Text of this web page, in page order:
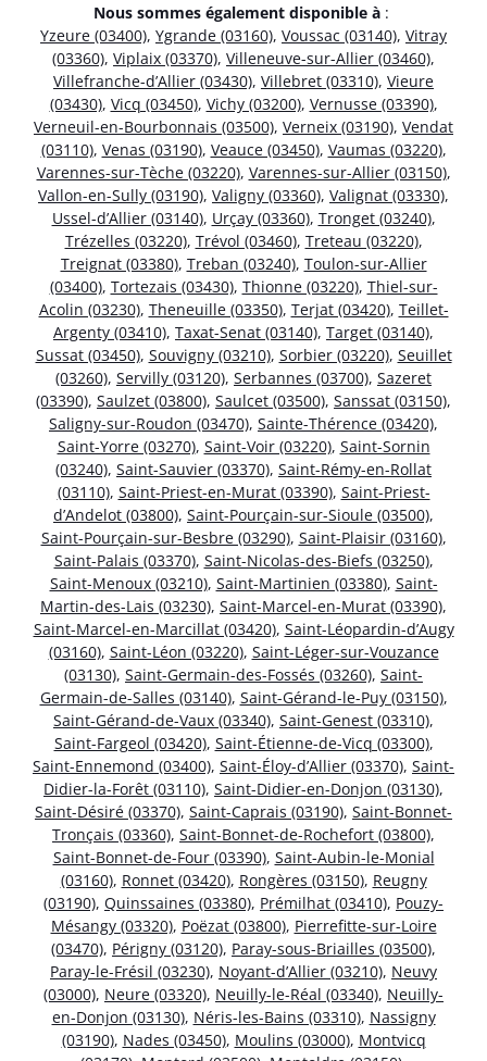
Nous sommes également disponible à :
Yzeure (03400), Ygrande (03160), Voussac (03140), Vitray
(03360), Viplaix (03370), Villeneuve-sur-Allier (03460),
Villefranche-d’Allier (03430), Villebret (03310), Vieure
(03430), Vicq (03450), Vichy (03200), Vernusse (03390),
Verneuil-en-Bourbonnais (03500), Verneix (03190), Vendat
(03110), Venas (03190), Veauce (03450), Vaumas (03220),
Varennes-sur-Tèche (03220), Varennes-sur-Allier (03150),
Vallon-en-Sully (03190), Valigny (03360), Valignat (03330),
Ussel-d’Allier (03140), Urçay (03360), Tronget (03240),
Trézelles (03220), Trévol (03460), Treteau (03220),
Treignat (03380), Treban (03240), Toulon-sur-Allier
(03400), Tortezais (03430), Thionne (03220), Thiel-sur-
Acolin (03230), Theneuille (03350), Terjat (03420), Teillet-
Argenty (03410), Taxat-Senat (03140), Target (03140),
Sussat (03450), Souvigny (03210), Sorbier (03220), Seuillet
(03260), Servilly (03120), Serbannes (03700), Sazeret
(03390), Saulzet (03800), Saulcet (03500), Sanssat (03150),
Saligny-sur-Roudon (03470), Sainte-Thérence (03420),
Saint-Yorre (03270), Saint-Voir (03220), Saint-Sornin
(03240), Saint-Sauvier (03370), Saint-Rémy-en-Rollat
(03110), Saint-Priest-en-Murat (03390), Saint-Priest-
d’Andelot (03800), Saint-Pourçain-sur-Sioule (03500),
Saint-Pourçain-sur-Besbre (03290), Saint-Plaisir (03160),
Saint-Palais (03370), Saint-Nicolas-des-Biefs (03250),
Saint-Menoux (03210), Saint-Martinien (03380), Saint-
Martin-des-Lais (03230), Saint-Marcel-en-Murat (03390),
Saint-Marcel-en-Marcillat (03420), Saint-Léopardin-d’Augy
(03160), Saint-Léon (03220), Saint-Léger-sur-Vouzance
(03130), Saint-Germain-des-Fossés (03260), Saint-
Germain-de-Salles (03140), Saint-Gérand-le-Puy (03150),
Saint-Gérand-de-Vaux (03340), Saint-Genest (03310),
Saint-Fargeol (03420), Saint-Étienne-de-Vicq (03300),
Saint-Ennemond (03400), Saint-Éloy-d’Allier (03370), Saint-
Didier-la-Forêt (03110), Saint-Didier-en-Donjon (03130),
Saint-Désiré (03370), Saint-Caprais (03190), Saint-Bonnet-
Tronçais (03360), Saint-Bonnet-de-Rochefort (03800),
Saint-Bonnet-de-Four (03390), Saint-Aubin-le-Monial
(03160), Ronnet (03420), Rongères (03150), Reugny
(03190), Quinssaines (03380), Prémilhat (03410), Pouzy-
Mésangy (03320), Poëzat (03800), Pierrefitte-sur-Loire
(03470), Périgny (03120), Paray-sous-Briailles (03500),
Paray-le-Frésil (03230), Noyant-d’Allier (03210), Neuvy
(03000), Neure (03320), Neuilly-le-Réal (03340), Neuilly-
en-Donjon (03130), Néris-les-Bains (03310), Nassigny
(03190), Nades (03450), Moulins (03000), Montvicq